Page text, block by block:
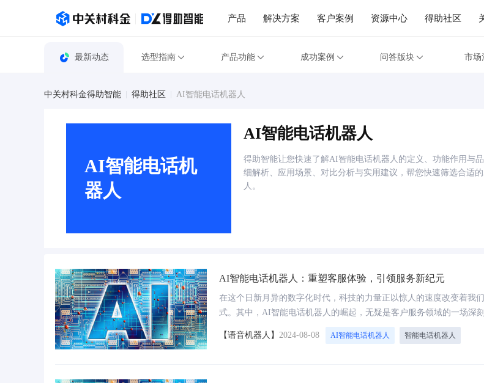
产品 解决方案 客户案例 资源中心 得助社区
最新动态 选型指南 产品功能 成功案例 问答版块 市场
中关村科金得助智能 得助社区 AI智能电话机器人
AI智能电话机
器人
AI智能电话机器人
得助智能让您快速了解AI智能电话机器人的定义、功能作用与
细解析、应用场景、对比分析与实用建议，帮您快速筛选合适
人。
AI智能电话机器人：重塑客服体验，引领服务新纪元
在这个日新月异的数字化时代，科技的力量正以惊人的速度改变着我
式。其中，AI智能电话机器人的崛起，无疑是客户服务领域的一场深
地提升了服务效率，还以超乎想象的智能与人性化交互，重新定义了“
们步入一个更加便捷、高效的服务新纪元。
【语音机器人】 2024-08-08 AI智能电话机器人 智能电话机器人